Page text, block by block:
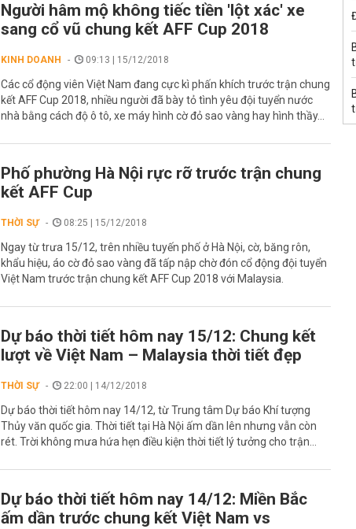
Người hâm mộ không tiếc tiền 'lột xác' xe
sang cổ vũ chung kết AFF Cup 2018
KINH DOANH 09:13 | 15/12/2018
Các cổ động viên Việt Nam đang cực kì phấn khích trước trận chung
kết AFF Cup 2018, nhiều người đã bày tỏ tình yêu đội tuyển nước
nhà bằng cách độ ô tô, xe máy hình cờ đỏ sao vàng hay hình thầy...
Phố phường Hà Nội rực rỡ trước trận chung
kết AFF Cup
THỜI SỰ 08:25 | 15/12/2018
Ngay từ trưa 15/12, trên nhiều tuyến phố ở Hà Nội, cờ, băng rôn,
khẩu hiệu, áo cờ đỏ sao vàng đã tấp nập chờ đón cổ động đội tuyển
Việt Nam trước trận chung kết AFF Cup 2018 với Malaysia.
Dự báo thời tiết hôm nay 15/12: Chung kết
lượt về Việt Nam – Malaysia thời tiết đẹp
THỜI SỰ 22:00 | 14/12/2018
Dự báo thời tiết hôm nay 14/12, từ Trung tâm Dự báo Khí tượng
Thủy văn quốc gia. Thời tiết tại Hà Nội ấm dần lên nhưng vẫn còn
rét. Trời không mưa hứa hẹn điều kiện thời tiết lý tưởng cho trận...
Dự báo thời tiết hôm nay 14/12: Miền Bắc
ấm dần trước chung kết Việt Nam vs